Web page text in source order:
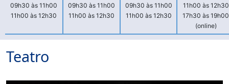
09h30 às 11h00
11h00 às 12h30
09h30 às 11h00
11h00 às 12h30
09h30 às 11h00
11h00 às 12h30
11h00 às 12h30
17h30 às 19h00
(online)
Teatro